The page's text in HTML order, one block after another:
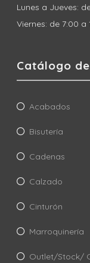
Lunes a Jueves:
Viernes: de 7:00 a
Catálogo
Acabados
Bisutería
Cadenas
Calzado
Cinturón
Marroquinería
Outlet/Stock/